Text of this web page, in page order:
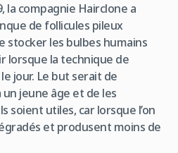
la compagnie Hairclone a
de follicules pileux
stocker les bulbes humains
lorsque la technique de
jour. Le but serait de
jeune âge et de les
soient utiles, car lorsque l’on
et produsent moins de